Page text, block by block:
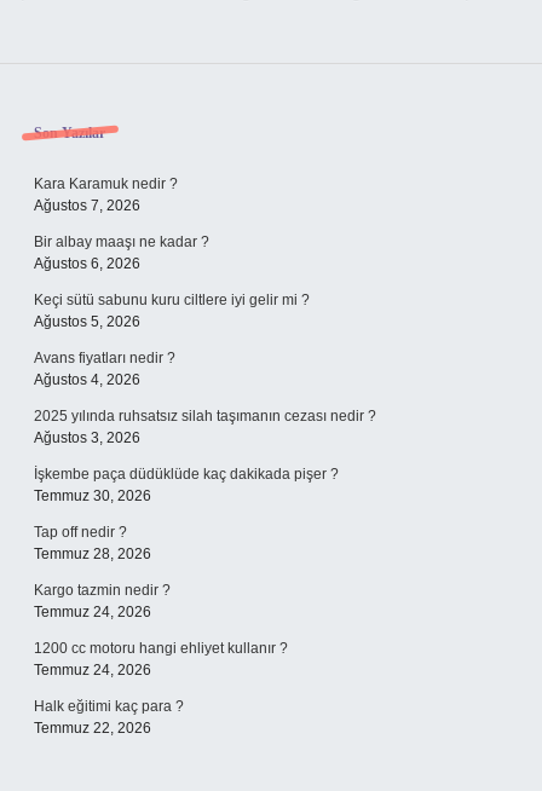
Sidebar
Son Yazılar
Kara Karamuk nedir ?
Ağustos 7, 2026
Bir albay maaşı ne kadar ?
Ağustos 6, 2026
Keçi sütü sabunu kuru ciltlere iyi gelir mi ?
Ağustos 5, 2026
Avans fiyatları nedir ?
Ağustos 4, 2026
2025 yılında ruhsatsız silah taşımanın cezası nedir ?
Ağustos 3, 2026
İşkembe paça düdüklüde kaç dakikada pişer ?
Temmuz 30, 2026
Tap off nedir ?
Temmuz 28, 2026
Kargo tazmin nedir ?
Temmuz 24, 2026
1200 cc motoru hangi ehliyet kullanır ?
Temmuz 24, 2026
Halk eğitimi kaç para ?
Temmuz 22, 2026